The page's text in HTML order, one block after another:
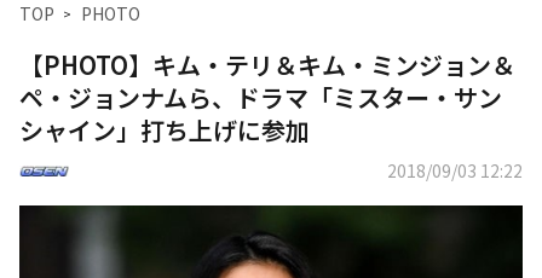
TOP PHOTO
【PHOTO】キム・テリ＆キム・ミンジョン＆
ペ・ジョンナムら、ドラマ「ミスター・サン
シャイン」打ち上げに参加
2018/09/03 12:22